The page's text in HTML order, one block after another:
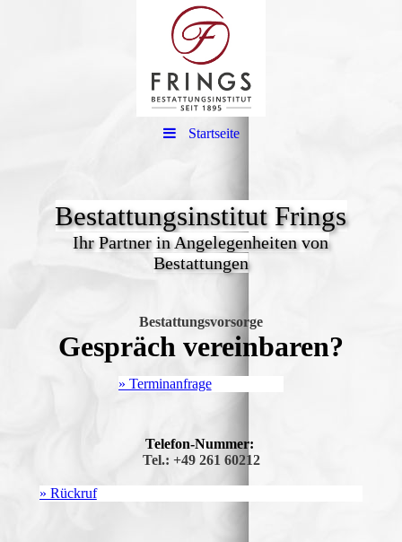
Startseite
Bestattungsinstitut Frings
Ihr Partner in Angelegenheiten von
Bestattungen
Bestattungsvorsorge
Gespräch vereinbaren?
» Terminanfrage
Telefon-Nummer:
Tel.: +49 261 60212
» Rückruf